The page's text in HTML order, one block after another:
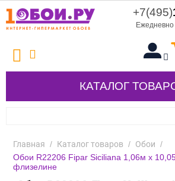
+7(495)
КАТАЛОГ
Главная / Каталог товаров / Обои /
Обои R22206 Fipar Siciliana 1,06м х
флизелине